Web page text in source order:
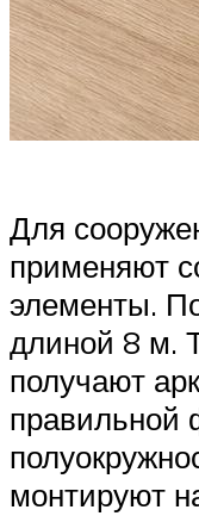
Для
применяют
элементы.
длиной 8 м.
получают
правильной
монтируют